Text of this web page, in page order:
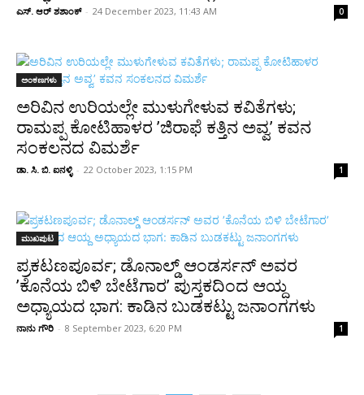
ಎಸ್. ಆರ್ ಶಶಾಂಕ್ - 24 December 2023, 11:43 AM 0
ಅಂಕಣಗಳು
ಅರಿವಿನ ಉರಿಯಲ್ಲೇ ಮುಳುಗೇಳುವ ಕವಿತೆಗಳು;
ರಾಮಪ್ಪ ಕೋಟಿಹಾಳರ ’ಜಿರಾಫೆ ಕತ್ತಿನ ಅವ್ವ’ ಕವನ
ಸಂಕಲನದ ವಿಮರ್ಶೆ
ಡಾ. ಸಿ. ಬಿ. ಐನಳ್ಳಿ - 22 October 2023, 1:15 PM 1
ಮುಖಪುಟ
ಪ್ರಕಟಣಪೂರ್ವ; ಡೊನಾಲ್ಡ್ ಆಂಡರ್ಸನ್ ಅವರ
’ಕೊನೆಯ ಬಿಳಿ ಬೇಟೆಗಾರ’ ಪುಸ್ತಕದಿಂದ ಆಯ್ದ
ಅಧ್ಯಾಯದ ಭಾಗ: ಕಾಡಿನ ಬುಡಕಟ್ಟು ಜನಾಂಗಗಳು
ನಾನು ಗೌರಿ - 8 September 2023, 6:20 PM 1